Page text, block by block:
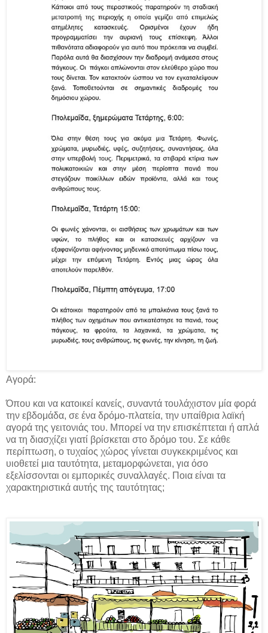
Αγορά:
Όπου και να κατοικεί κανείς, συναντά τουλάχιστον μία φορά
την εβδομάδα, σε ένα δρόμο-πλατεία, την υπαίθρια λαϊκή
αγορά της γειτονιάς του. Μπορεί να την επισκέπτεται ή απλά
να τη διασχίζει γιατί βρίσκεται στο δρόμο του. Σε κάθε
περίπτωση, ο τυχαίος χώρος γίνεται συγκεκριμένος και
υιοθετεί μια ταυτότητα, μεταμορφώνεται, για όσο
εξελίσσονται οι εμπορικές συναλλαγές. Ποια είναι τα
χαρακτηριστικά αυτής της ταυτότητας;